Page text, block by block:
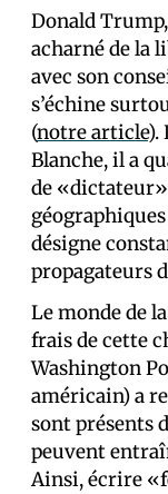
Donald
acharné de la
avec son
s’échine
(notre article).
Blanche, il a
de «dictateur»
désigne
propagateurs
Le monde de
frais de cette
Washington
américain) a
sont présents
peuvent
Ainsi, écrire